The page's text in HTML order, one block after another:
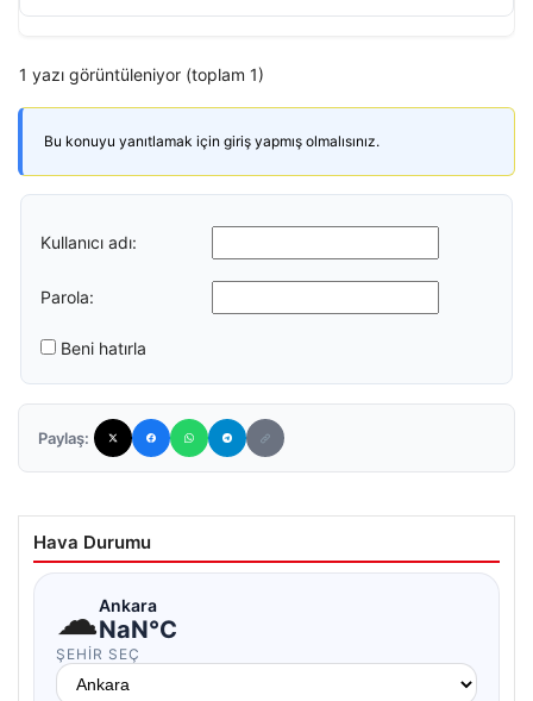
1 yazı görüntüleniyor (toplam 1)
Bu konuyu yanıtlamak için giriş yapmış olmalısınız.
Kullanıcı adı:
Parola:
Beni hatırla
Paylaş:
Hava Durumu
☁Ankara
NaN°C
ŞEHIR SEÇ